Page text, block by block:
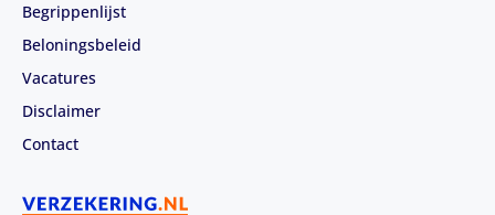
Begrippenlijst
Beloningsbeleid
Vacatures
Disclaimer
Contact